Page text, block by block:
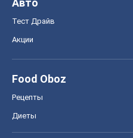
Авто
Тест Драйв
Акции
Food Oboz
Рецепты
Диеты